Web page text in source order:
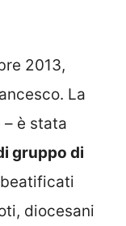
2013,
La
– è stata
gruppo di
diocesani